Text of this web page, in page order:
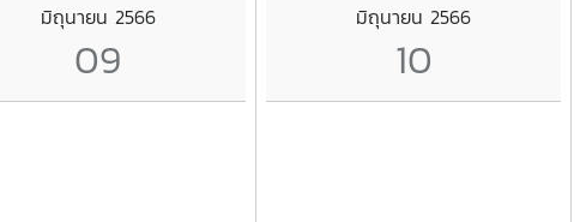
มิถุนายน 2566
09
มิถุนายน 2566
10